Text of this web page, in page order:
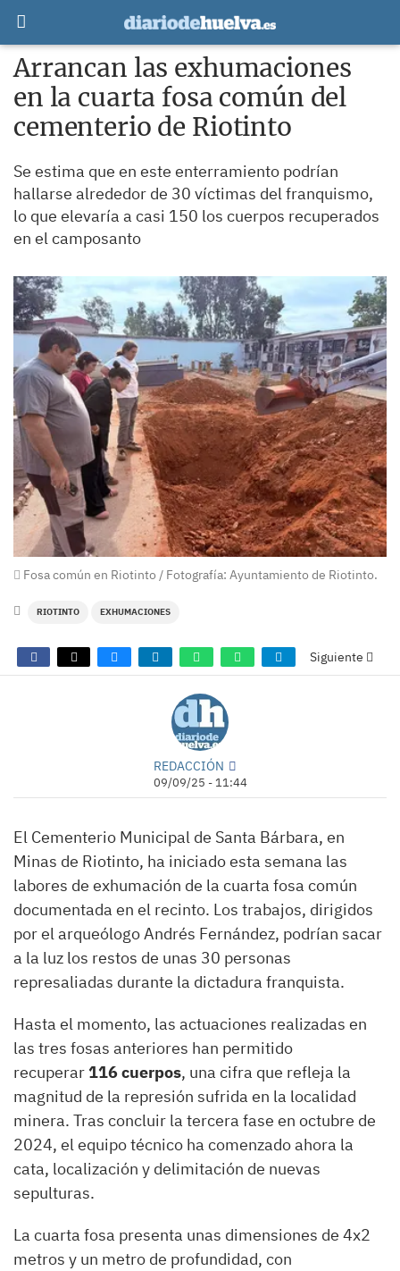
Arrancan las exhumaciones
en la cuarta fosa común del
cementerio de Riotinto
Se estima que en este enterramiento podrían
hallarse alrededor de 30 víctimas del franquismo,
lo que elevaría a casi 150 los cuerpos recuperados
en el camposanto
Fosa común en Riotinto / Fotografía: Ayuntamiento de Riotinto.
RIOTINTO EXHUMACIONES
Siguiente
REDACCIÓN
09/09/25 - 11:44
El Cementerio Municipal de Santa Bárbara, en
Minas de Riotinto, ha iniciado esta semana las
labores de exhumación de la cuarta fosa común
documentada en el recinto. Los trabajos, dirigidos
por el arqueólogo Andrés Fernández, podrían sacar
a la luz los restos de unas 30 personas
represaliadas durante la dictadura franquista.
Hasta el momento, las actuaciones realizadas en
las tres fosas anteriores han permitido
recuperar 116 cuerpos, una cifra que refleja la
magnitud de la represión sufrida en la localidad
minera. Tras concluir la tercera fase en octubre de
2024, el equipo técnico ha comenzado ahora la
cata, localización y delimitación de nuevas
sepulturas.
La cuarta fosa presenta unas dimensiones de 4x2
metros y un metro de profundidad, con